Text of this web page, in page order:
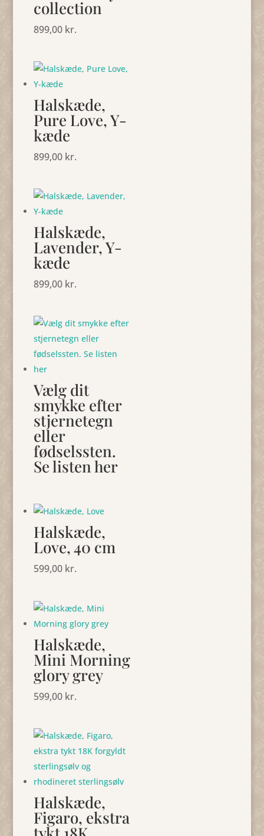
collection
899,00 kr.
Halskæde,
Pure Love, Y-
kæde
899,00 kr.
Halskæde,
Lavender, Y-
kæde
899,00 kr.
Vælg dit
smykke efter
stjernetegn
eller
fødselssten.
Se listen her
Halskæde,
Love, 40 cm
599,00 kr.
Halskæde,
Mini Morning
glory grey
599,00 kr.
Halskæde,
Figaro, ekstra